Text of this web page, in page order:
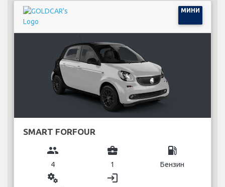
МИНИ
SMART FORFOUR
group
4
business_center
1
local_gas_station
Бензин
miscellaneous_services login